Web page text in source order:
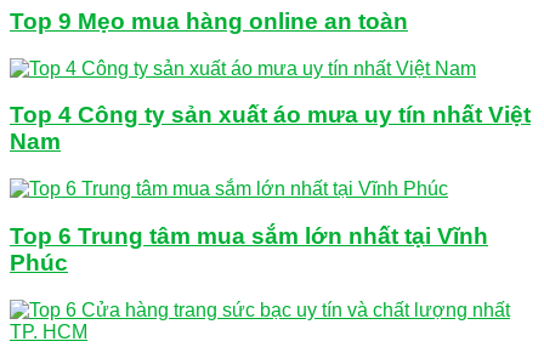
Top 9 Mẹo mua hàng online an toàn
Top 4 Công ty sản xuất áo mưa uy tín nhất Việt
Nam
Top 6 Trung tâm mua sắm lớn nhất tại Vĩnh
Phúc